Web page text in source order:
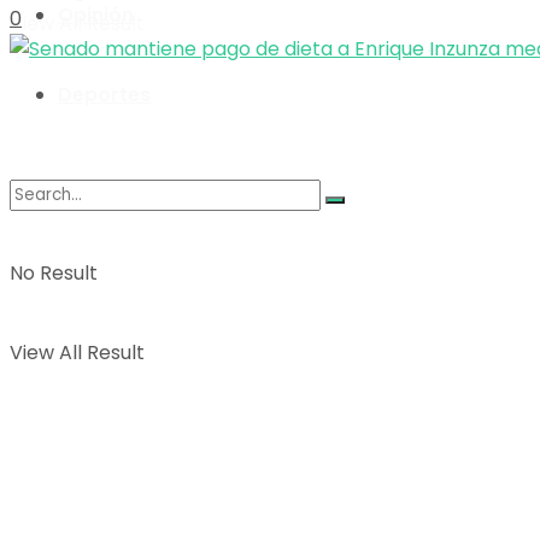
View All Result
No Result
View All Result
0